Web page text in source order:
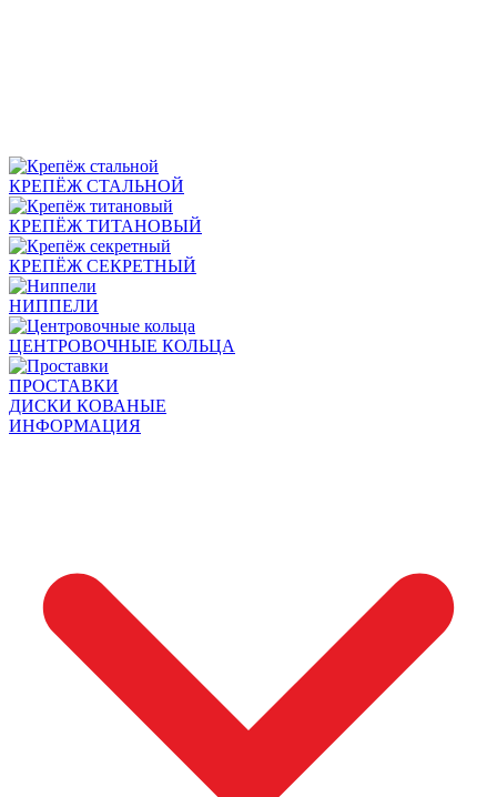
КРЕПЁЖ СТАЛЬНОЙ
КРЕПЁЖ ТИТАНОВЫЙ
КРЕПЁЖ СЕКРЕТНЫЙ
НИППЕЛИ
ЦЕНТРОВОЧНЫЕ КОЛЬЦА
ПРОСТАВКИ
ДИСКИ КОВАНЫЕ
ИНФОРМАЦИЯ